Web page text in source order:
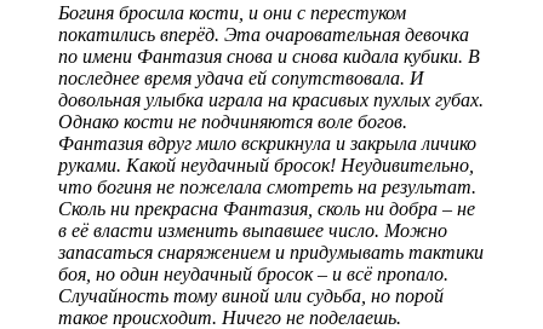
Богиня бросила кости, и они с перестуком
покатились вперёд. Эта очаровательная девочка
по имени Фантазия снова и снова кидала кубики. В
последнее время удача ей сопутствовала. И
довольная улыбка играла на красивых пухлых губах.
Однако кости не подчиняются воле богов.
Фантазия вдруг мило вскрикнула и закрыла личико
руками. Какой неудачный бросок! Неудивительно,
что богиня не пожелала смотреть на результат.
Сколь ни прекрасна Фантазия, сколь ни добра – не
в её власти изменить выпавшее число. Можно
запасаться снаряжением и придумывать тактики
боя, но один неудачный бросок – и всё пропало.
Случайность тому виной или судьба, но порой
такое происходит. Ничего не поделаешь.